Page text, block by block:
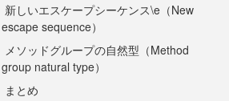
新しいエスケープシーケンス\e（New
escape sequence）
メソッドグループの自然型（Method
group natural type）
まとめ